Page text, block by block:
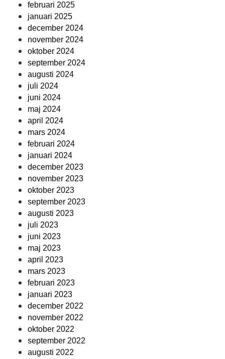
februari 2025
januari 2025
december 2024
november 2024
oktober 2024
september 2024
augusti 2024
juli 2024
juni 2024
maj 2024
april 2024
mars 2024
februari 2024
januari 2024
december 2023
november 2023
oktober 2023
september 2023
augusti 2023
juli 2023
juni 2023
maj 2023
april 2023
mars 2023
februari 2023
januari 2023
december 2022
november 2022
oktober 2022
september 2022
augusti 2022